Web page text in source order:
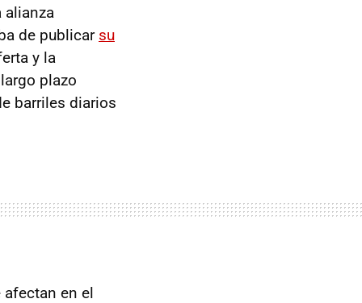
alianza
de publicar su
y la
plazo
barriles diarios
en el